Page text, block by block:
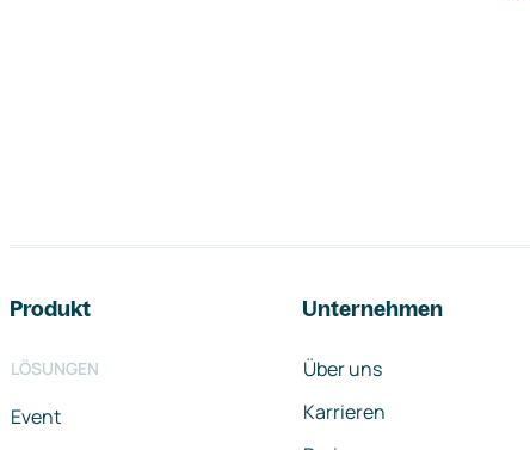
Produkt
LÖSUNGEN
Event
Unternehmen
Über uns
Karrieren